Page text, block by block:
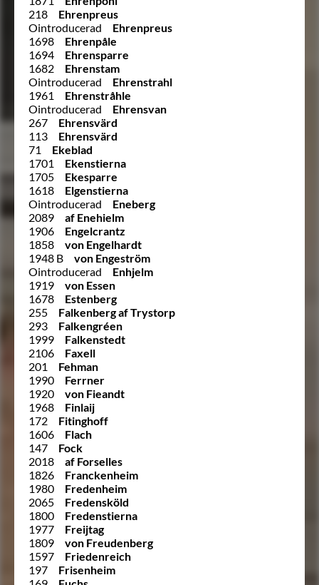
218
Ehrenpreus
Ointroducerad
Ehrenpreus
1698
Ehrenpåle
1694
Ehrensparre
1682
Ehrenstam
Ointroducerad
Ehrenstrahl
1961
Ehrenstråhle
Ointroducerad
Ehrensvan
267
Ehrensvärd
113
Ehrensvärd
71
Ekeblad
1701
Ekenstierna
1705
Ekesparre
1618
Elgenstierna
Ointroducerad
Eneberg
2089
af Enehielm
1906
Engelcrantz
1858
von Engelhardt
1948 B
von Engeström
Ointroducerad
Enhjelm
1919
von Essen
1678
Estenberg
255
Falkenberg af Trystorp
293
Falkengréen
1999
Falkenstedt
2106
Faxell
201
Fehman
1990
Ferrner
1920
von Fieandt
1968
Finlaij
172
Fitinghoff
1606
Flach
147
Fock
2018
af Forselles
1826
Franckenheim
1980
Fredenheim
2065
Fredensköld
1800
Fredenstierna
1977
Freijtag
1809
von Freudenberg
1597
Friedenreich
197
Frisenheim